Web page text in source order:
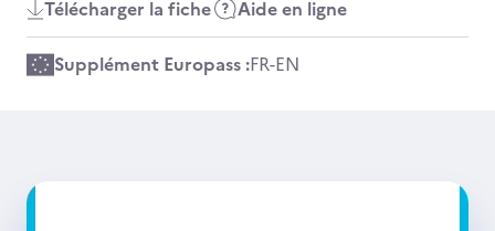
Télécharger la fiche Aide en ligne
Supplément Europass :FR-EN